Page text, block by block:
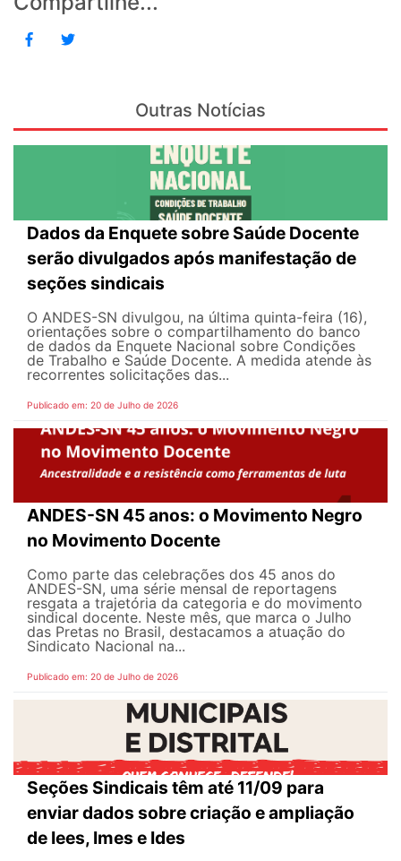
Outras Notícias
Dados da Enquete sobre Saúde Docente
serão divulgados após manifestação de
seções sindicais
O ANDES-SN divulgou, na última quinta-feira (16),
orientações sobre o compartilhamento do banco
de dados da Enquete Nacional sobre Condições
de Trabalho e Saúde Docente. A medida atende às
recorrentes solicitações das...
Publicado em: 20 de Julho de 2026
ANDES-SN 45 anos: o Movimento Negro
no Movimento Docente
Como parte das celebrações dos 45 anos do
ANDES-SN, uma série mensal de reportagens
resgata a trajetória da categoria e do movimento
sindical docente. Neste mês, que marca o Julho
das Pretas no Brasil, destacamos a atuação do
Sindicato Nacional na...
Publicado em: 20 de Julho de 2026
Seções Sindicais têm até 11/09 para
enviar dados sobre criação e ampliação
de Iees, Imes e Ides